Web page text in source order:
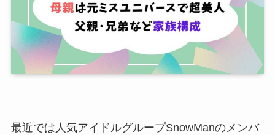
最近では人気アイドルグループSnowManのメンバ